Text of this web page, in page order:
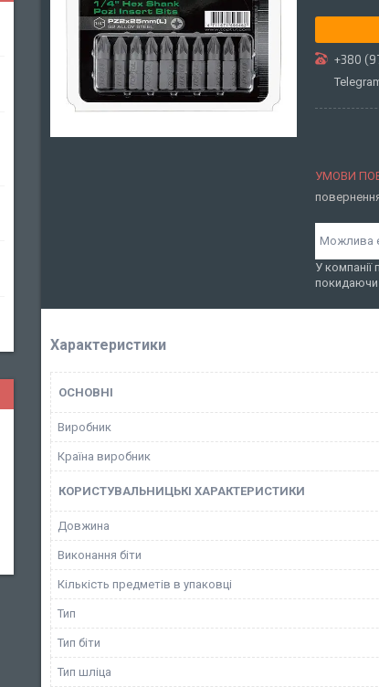
+380
У
покидаючи
Характеристики
ОСНОВНІ
Виробник
Країна виробник
КОРИСТУВАЛЬНИЦЬКІ ХАРАКТЕРИСТИКИ
Довжина
Виконання біти
Кількість предметів в упаковці
Тип
Тип біти
Тип шліца